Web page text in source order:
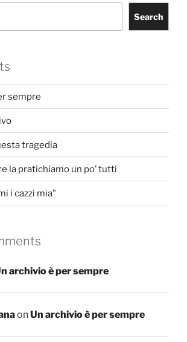
Search
sempre
tragedia
la pratichiamo un po’ tutti
i cazzi mia”
archivio è per sempre
onUn archivio è per sempre